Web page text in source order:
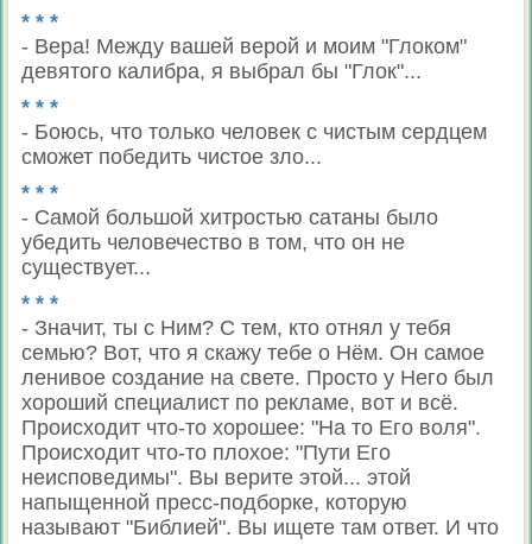
* * *
- Вера! Между вашей верой и моим "Глоком"
девятого калибра, я выбрал бы "Глок"...
* * *
- Боюсь, что только человек с чистым сердцем
сможет победить чистое зло...
* * *
- Самой большой хитростью сатаны было
убедить человечество в том, что он не
существует...
* * *
- Значит, ты с Ним? С тем, кто отнял у тебя
семью? Вот, что я скажу тебе о Нём. Он самое
ленивое создание на свете. Просто у Него был
хороший специалист по рекламе, вот и всё.
Происходит что-то хорошее: "На то Его воля".
Происходит что-то плохое: "Пути Его
неисповедимы". Вы верите этой... этой
напыщенной пресс-подборке, которую
называют "Библией". Вы ищете там ответ. И что